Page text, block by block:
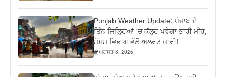
Punjab Weather Update: ਪੰਜਾਬ ਦੇ
ਤਿੰਨ ਜ਼‍ਿਲ੍ਹਿਆਂ ‘ਚ ਕੱਲ੍ਹ ਪਵੇਗਾ ਭਾਰੀ ਮੀਂਹ,
ਮੌਸਮ ਵਿਭਾਗ ਵੱਲੋਂ ਅਲਰਟ ਜਾਰੀ!
ਅਗਸਤ 8, 2026